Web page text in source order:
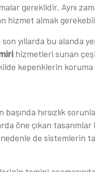
gereklidir. Aynı
hizmet almak
son yıllarda bu
hizmetleri sunan
kepenklerin
hırsızlık
öne çıkan
nedenle de